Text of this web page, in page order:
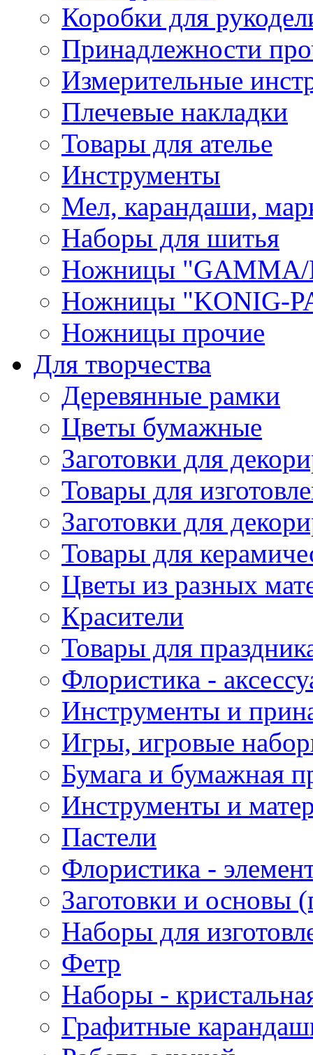
Коробки для
Принадлежности
Измерительные
Плечевые накладки
Товары для ателье
Инструменты
Мел, карандаши,
Наборы для шитья
Ножницы "GAMMA/
Ножницы "KONIG-
Ножницы прочие
Для творчества
Деревянные рамки
Цветы бумажные
Заготовки для
Товары для
Заготовки для
Товары для
Цветы из разных
Красители
Товары для
Флористика -
Инструменты и
Игры, игровые
Бумага и бумажная
Инструменты и
Пастели
Флористика -
Заготовки и основы
Наборы для
Фетр
Наборы -
Графитные